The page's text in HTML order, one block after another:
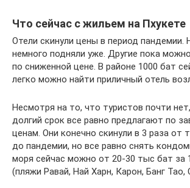
Что сейчас с жильем на Пхукете
Отели скинули цены в период пандемии.
немного подняли уже. Другие пока
по сниженной цене. В районе 1000 бат
легко можно найти приличный отель
Несмотря на то, что туристов почти
долгий срок все равно предлагают по
ценам. Они конечно скинули в 3 раза от
до пандемии, но все равно снять
моря сейчас можно от 20-30 тыс бат за
(пляжи Равай, Най Харн, Карон, Банг Тао,